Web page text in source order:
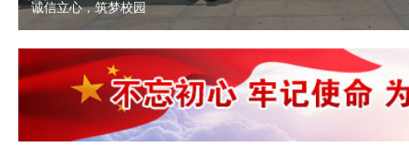
诚信立心，筑梦校园